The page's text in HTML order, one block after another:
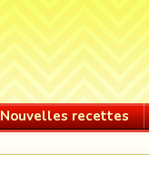
Nouvelles recettes